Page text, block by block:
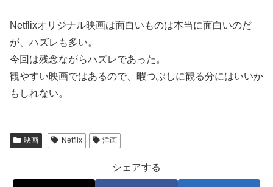
Netflixオリジナル映画は面白いものは本当に面白いのだ
が、ハズレも多い。
今回は残念ながらハズレであった。
観やすい映画ではあるので、暇つぶしに観る分にはいいか
もしれない。
映画 Netflix 洋画
シェアする